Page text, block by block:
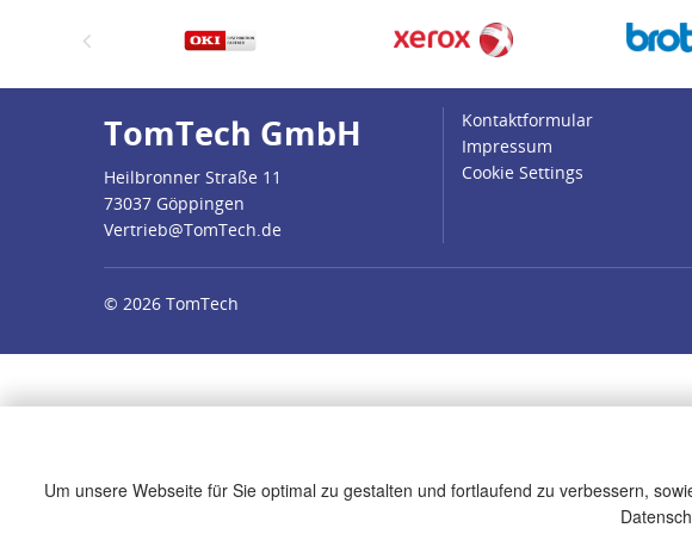
Um unsere Webseite für Sie optimal zu gestalten und fortlaufend zu verbessern,
TomTech GmbH
Heilbronner Straße 11
73037 Göppingen
Vertrieb@TomTech.de
Kontaktformular
Impressum
Cookie Settings
© 2026 TomTech